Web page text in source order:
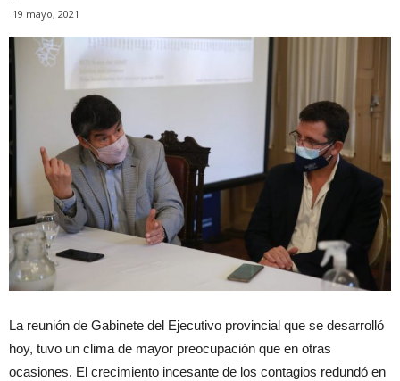
19 mayo, 2021
La reunión de Gabinete del Ejecutivo provincial que se desarrolló
hoy, tuvo un clima de mayor preocupación que en otras
ocasiones. El crecimiento incesante de los contagios redundó en